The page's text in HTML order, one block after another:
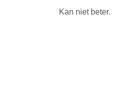
Kan niet beter.